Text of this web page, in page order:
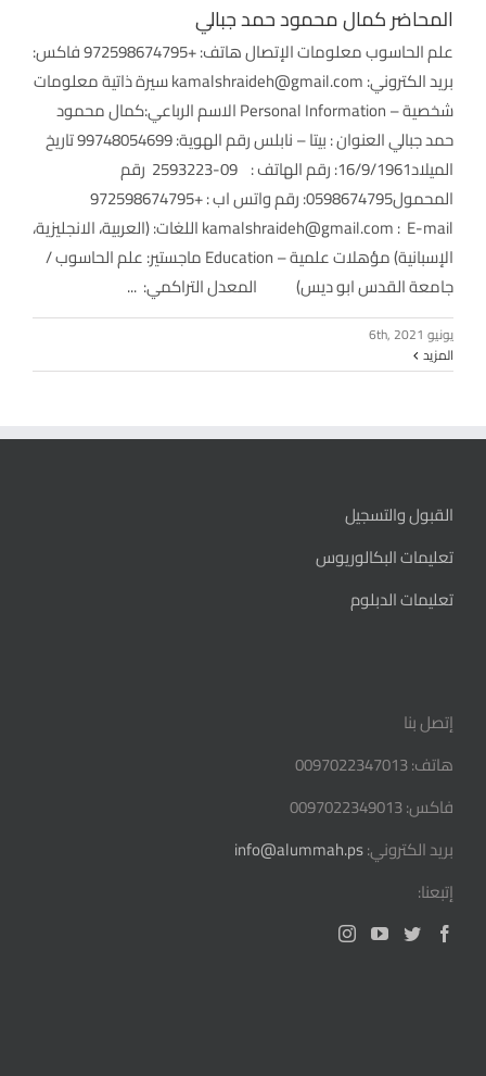
المحاضر كمال محمود حمد جبالي
علم الحاسوب معلومات الإتصال هاتف: +972598674795 فاكس:
بريد الكتروني: kamalshraideh@gmail.com سيرة ذاتية معلومات
شخصية – Personal Information الاسم الرباعي:كمال محمود
حمد جبالي العنوان : بيتا – نابلس رقم الهوية: 99748054699 تاريخ
الميلاد16/9/1961: رقم الهاتف : 09-2593223 رقم
المحمول0598674795: رقم واتس اب : +972598674795
kamalshraideh@gmail.com : E-mail اللغات: (العربية، الانجليزية،
الإسبانية) مؤهلات علمية – Education ماجستير: علم الحاسوب /
جامعة القدس ابو ديس) المعدل التراكمي: ...
يونيو 6th, 2021
المزيد
القبول والتسجيل
تعليمات البكالوريوس
تعليمات الدبلوم
إتصل بنا
هاتف: 0097022347013
فاكس: 0097022349013
بريد الكتروني:
إتبعنا: